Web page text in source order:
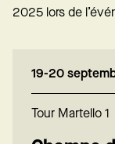
2025 lors de
19-20
Tour Martello 1